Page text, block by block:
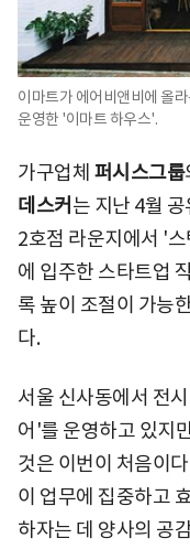
이마트가 에어비앤비에 올
운영한 '이마트 하우스'.
가구업체 퍼시스그룹
데스커 는 지난 4월 공
2호점 라운지에서 '
에 입주한 스타트업
록 높이 조절이 가능
다.
서울 신사동에서 전
어'를 운영하고 있지
것은 이번이 처음이
이 업무에 집중하고
하자는 데 양사의 공